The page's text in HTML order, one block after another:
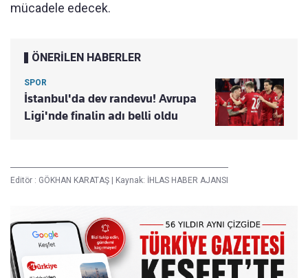
mücadele edecek.
ÖNERİLEN HABERLER
SPOR
İstanbul'da dev randevu! Avrupa
Ligi'nde finalin adı belli oldu
Editör : GÖKHAN KARATAŞ Kaynak: İHLAS HABER AJANSI